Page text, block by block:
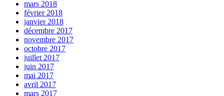
mars 2018
février 2018
janvier 2018
décembre 2017
novembre 2017
octobre 2017
juillet 2017
juin 2017
mai 2017
avril 2017
mars 2017